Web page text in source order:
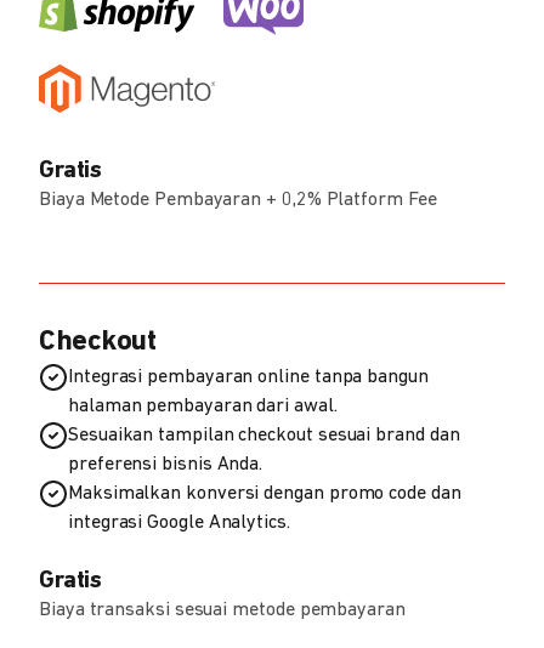
Gratis
Biaya Metode Pembayaran + 0,2% Platform Fee
Checkout
Integrasi pembayaran online tanpa bangun
halaman pembayaran dari awal.
Sesuaikan tampilan checkout sesuai brand dan
preferensi bisnis Anda.
Maksimalkan konversi dengan promo code dan
integrasi Google Analytics.
Gratis
Biaya transaksi sesuai metode pembayaran